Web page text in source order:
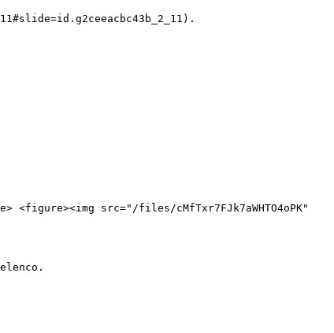
src="/files/cMfTxr7FJk7aWHTO4oPK"